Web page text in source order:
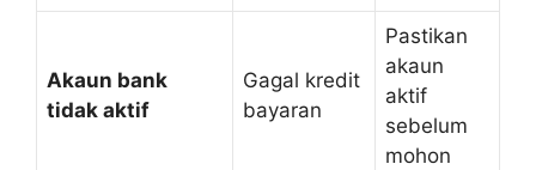
Akaun bank
tidak aktif
Gagal kredit
bayaran
Pastikan
akaun
aktif
sebelum
mohon